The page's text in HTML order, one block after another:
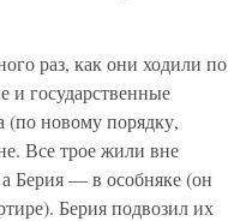
раз, как они ходили по
и государственные
(по новому порядку,
Все трое жили вне
Берия — в особняке (он
Берия подвозил их